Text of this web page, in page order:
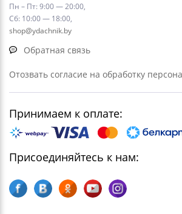
Пн – Пт: 9:00 — 20:00,
Сб: 10:00 — 18:00,
shop@ydachnik.by
Обратная связь
Отозвать согласие на обработку
Принимаем к оплате:
Присоединяйтесь к нам: